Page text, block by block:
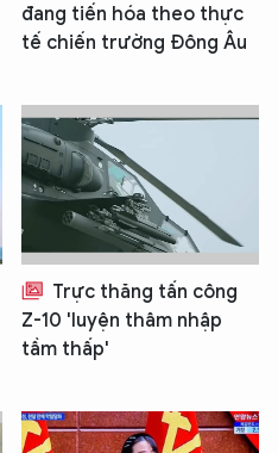
đang tiến hóa theo thực
tế chiến trường Đông Âu
Trực thăng tấn công
Z-10 'luyện thâm nhập
tầm thấp'